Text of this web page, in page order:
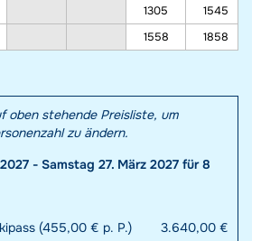
1305
1545
1558
1858
oben stehende Preisliste, um
zu ändern.
- Samstag 27. März 2027 für 8
(455,00 € p. P.)
3.640,00 €